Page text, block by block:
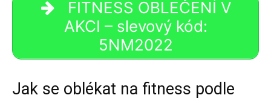
FITNESS OBLEČENÍ V
AKCI – slevový kód:
5NM2022
Jak se oblékat na fitness podle